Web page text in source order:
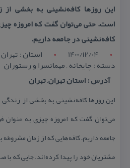
این روزها كافه‌نشینی به بخشی
است. حتی می‌توان گفت كه امروزه
كافه‌نشینی در جامعه داریم.
1400/12/04
استان : تهران
دسته : چایخانه , مهمانسرا و رستوران
آدرس : استان تهران, تهران
این روزها كافه‌نشینی به بخشی از
می‌توان گفت كه امروزه چیزی به عنوان
جامعه داریم. كافه‌هایی كه از زمان
مشتریان خود را پیدا كرده‌اند. جایی كه